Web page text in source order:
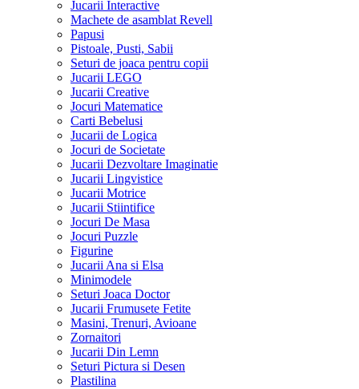
Jucarii Interactive
Machete de asamblat Revell
Papusi
Pistoale, Pusti, Sabii
Seturi de joaca pentru copii
Jucarii LEGO
Jucarii Creative
Jocuri Matematice
Carti Bebelusi
Jucarii de Logica
Jocuri de Societate
Jucarii Dezvoltare Imaginatie
Jucarii Lingvistice
Jucarii Motrice
Jucarii Stiintifice
Jocuri De Masa
Jocuri Puzzle
Figurine
Jucarii Ana si Elsa
Minimodele
Seturi Joaca Doctor
Jucarii Frumusete Fetite
Masini, Trenuri, Avioane
Zornaitori
Jucarii Din Lemn
Seturi Pictura si Desen
Plastilina